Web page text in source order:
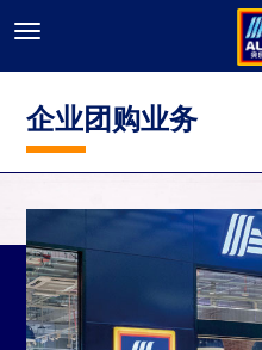
企业团购业务